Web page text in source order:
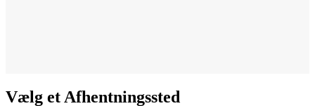
Vælg et Afhentningssted